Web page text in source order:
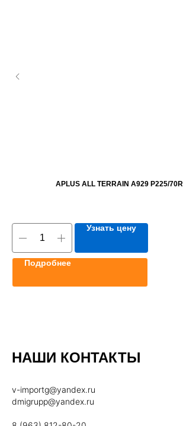
APLUS ALL TERRAIN A929 P225/
Узнать цену
Подробнее
НАШИ КОНТАКТЫ
v-importg@yandex.ru
dmigrupp@yandex.ru